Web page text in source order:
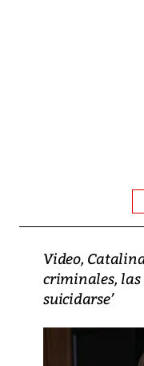
Video,
criminales, las
suicidarse’